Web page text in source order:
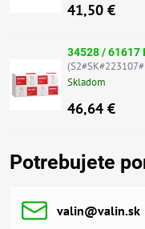
41,50 €
34528 / 61617
Skladom
46,64 €
Potrebujete
valin​@valin​.sk